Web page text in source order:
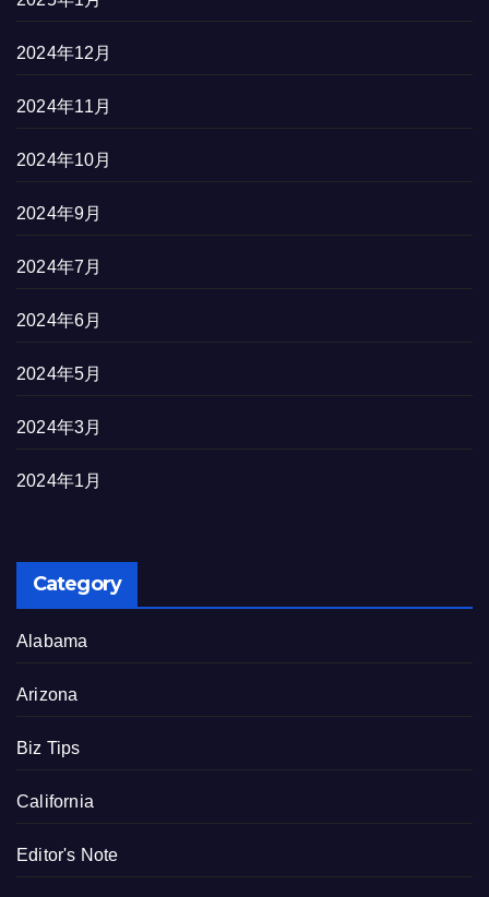
2024年12月
2024年11月
2024年10月
2024年9月
2024年7月
2024年6月
2024年5月
2024年3月
2024年1月
Category
Alabama
Arizona
Biz Tips
California
Editor's Note